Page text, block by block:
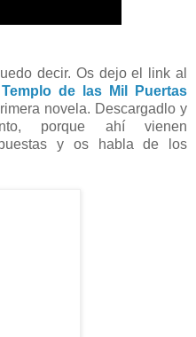
decir. Os dejo el link al
de las Mil Puertas
novela. Descargadlo y
porque ahí vienen
y os habla de los